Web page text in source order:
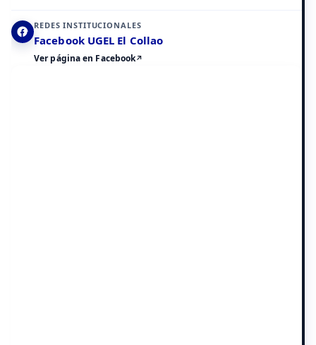
REDES INSTITUCIONALES
Facebook UGEL El Collao
Ver página en Facebook